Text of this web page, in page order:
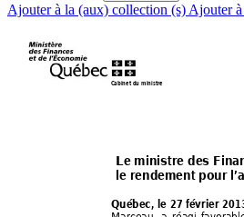
Ajouter à la (aux) collection (s) Ajouter
Cabinet du ministre
Le ministre des
le rendement pour
Québec, le 27 février